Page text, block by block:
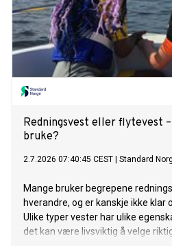
Redningsvest eller flytevest
bruke?
2.7.2026 07:40:45 CEST Standard
Mange bruker begrepene
hverandre, og er kanskje ikke klar
Ulike typer vester har ulike
det kan være livsviktig å velge